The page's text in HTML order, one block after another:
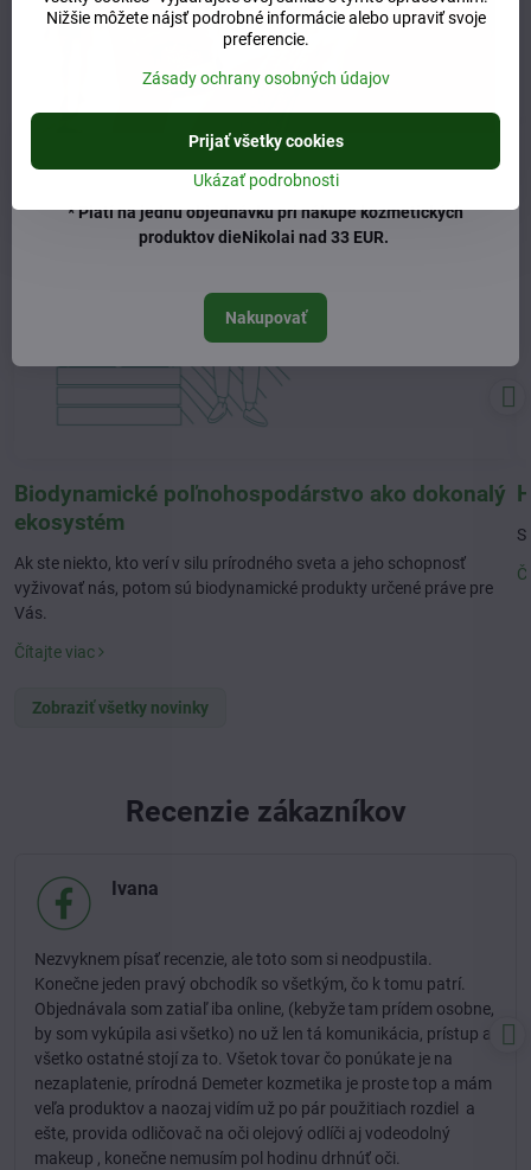
Novinky z blogu
Biodynamické poľnohospodárstvo ako dokonalý
ekosystém
Ak ste niekto, kto verí v silu prírodného sveta a jeho schopnosť
vyživovať nás, potom sú biodynamické produkty určené práve pre
Vás.
Čítajte viac
Zobraziť všetky novinky
Recenzie zákazníkov
Ivana
Nezvyknem písať recenzie, ale toto som si neodpustila.
Konečne jeden pravý obchodík so všetkým, čo k tomu patrí.
Objednávala som zatiaľ iba online, (kebyže tam prídem osobne,
by som vykúpila asi všetko) no už len tá komunikácia, prístup a
všetko ostatné stojí za to. Všetok tovar čo ponúkate je na
nezaplatenie, prírodná Demeter kozmetika je proste top a mám
veľa produktov a naozaj vidím už po pár použitiach rozdiel a
ešte, provida odličovač na oči olejový odlíči aj vodeodolný
makeup , konečne nemusím pol hodinu drhnúť oči.
Nižšie môžete nájsť podrobné informácie alebo upraviť svoje
preferencie.
Zásady ochrany osobných údajov
Ukázať podrobnosti
Prijať všetky cookies
* Platí na jednu objednávku pri nákupe kozmetických
produktov dieNikolai nad 33 EUR.
Nakupovať